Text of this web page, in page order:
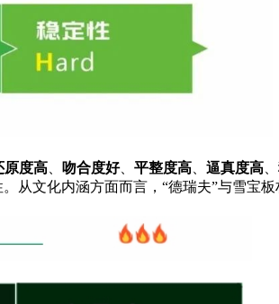
原度高 吻合度好、 平整度高 逼真度高
从文化内涵方面而言，“德瑞夫”与雪宝